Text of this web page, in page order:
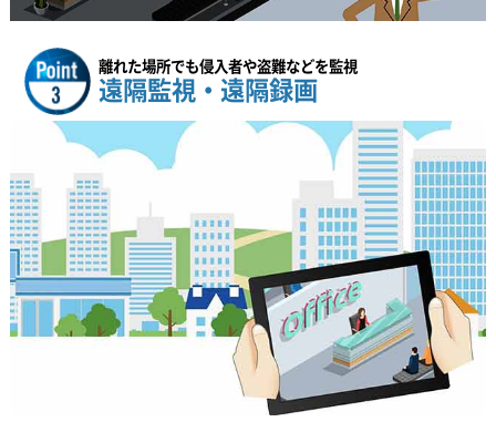
離れた場所でも侵入者や盗難などを監視
遠隔監視・遠隔録画